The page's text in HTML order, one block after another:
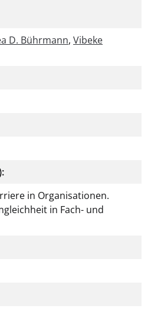
D. Bührmann, Vibeke
in Organisationen.
in Fach- und